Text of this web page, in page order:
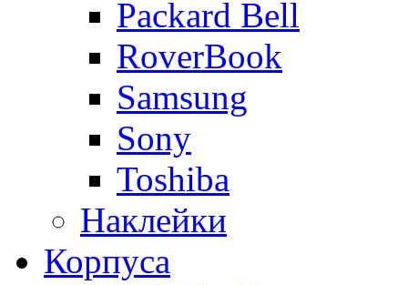
Packard Bell
RoverBook
Samsung
Sony
Toshiba
Наклейки
Корпуса